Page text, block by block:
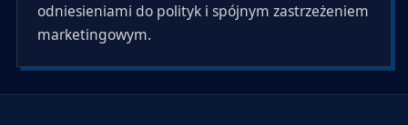
odniesieniami do polityk i spójnym zastrzeżeniem
marketingowym.